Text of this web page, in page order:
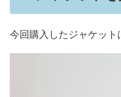
今回購入したジャケット